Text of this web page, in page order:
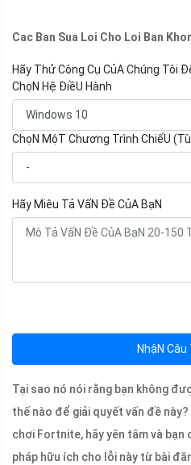
Cac Ban Sua Loi Cho Loi Ban
Hãy Thử Công Cụ CủA Chúng Tôi
ChọN Hệ ĐiềU Hành
ChọN MộT Chương Trình ChiếU
Hãy Miêu Tả VấN Đề CủA BạN
NhậN Câu
Tại sao nó nói rằng bạn không
thế nào để giải quyết vấn đề này?
chơi Fortnite, hãy yên tâm và
pháp hữu ích cho lỗi này từ bài